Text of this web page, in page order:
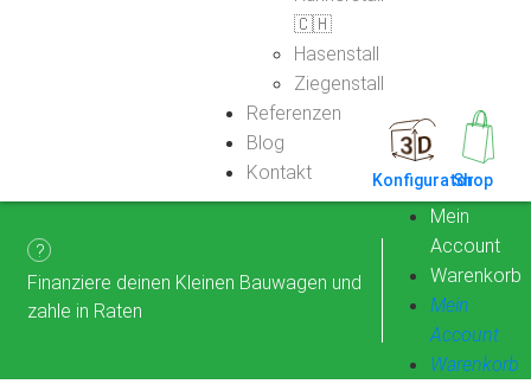
🇨🇭
Hasenstall
Ziegenstall
Referenzen
Blog
Kontakt
KonfiguratorShop
Mein
Account
Warenkorb
Mein
Account
Warenkorb
?
Finanziere deinen Kleinen Bauwagen und
zahle in Raten